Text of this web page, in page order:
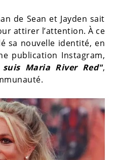
de Sean et Jayden sait
attirer l’attention. À ce
sa nouvelle identité, en
publication Instagram,
suis Maria River Red",